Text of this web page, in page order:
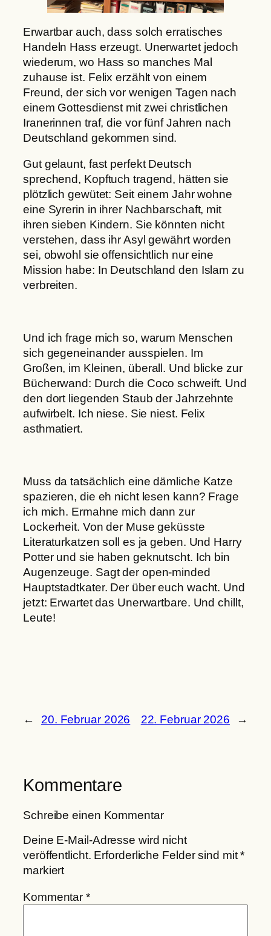
Erwartbar auch, dass solch erratisches
Handeln Hass erzeugt. Unerwartet jedoch
wiederum, wo Hass so manches Mal
zuhause ist. Felix erzählt von einem
Freund, der sich vor wenigen Tagen nach
einem Gottesdienst mit zwei christlichen
Iranerinnen traf, die vor fünf Jahren nach
Deutschland gekommen sind.
Gut gelaunt, fast perfekt Deutsch
sprechend, Kopftuch tragend, hätten sie
plötzlich gewütet: Seit einem Jahr wohne
eine Syrerin in ihrer Nachbarschaft, mit
ihren sieben Kindern. Sie könnten nicht
verstehen, dass ihr Asyl gewährt worden
sei, obwohl sie offensichtlich nur eine
Mission habe: In Deutschland den Islam zu
verbreiten.
Und ich frage mich so, warum Menschen
sich gegeneinander ausspielen. Im
Großen, im Kleinen, überall. Und blicke zur
Bücherwand: Durch die Coco schweift. Und
den dort liegenden Staub der Jahrzehnte
aufwirbelt. Ich niese. Sie niest. Felix
asthmatiert.
Muss da tatsächlich eine dämliche Katze
spazieren, die eh nicht lesen kann? Frage
ich mich. Ermahne mich dann zur
Lockerheit. Von der Muse geküsste
Literaturkatzen soll es ja geben. Und Harry
Potter und sie haben geknutscht. Ich bin
Augenzeuge. Sagt der open-minded
Hauptstadtkater. Der über euch wacht. Und
jetzt: Erwartet das Unerwartbare. Und chillt,
Leute!
← 20. Februar 2026 22. Februar 2026 →
Kommentare
Schreibe einen Kommentar
Deine E-Mail-Adresse wird nicht
veröffentlicht. Erforderliche Felder sind mit*
markiert
Kommentar*